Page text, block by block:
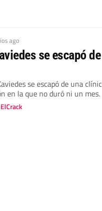
ago
se escapó
se escapó de una
en la que no duró ni un mes.